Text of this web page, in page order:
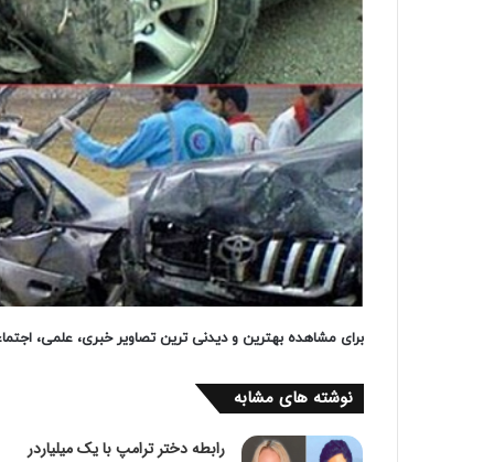
برای مشاهده بهترین و دیدنی ترین تصاویر خبری، علمی،
نوشته های مشابه
رابطه دختر ترامپ با یک میلیاردر